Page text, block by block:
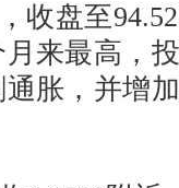
盘至
来最高，
胀，并增